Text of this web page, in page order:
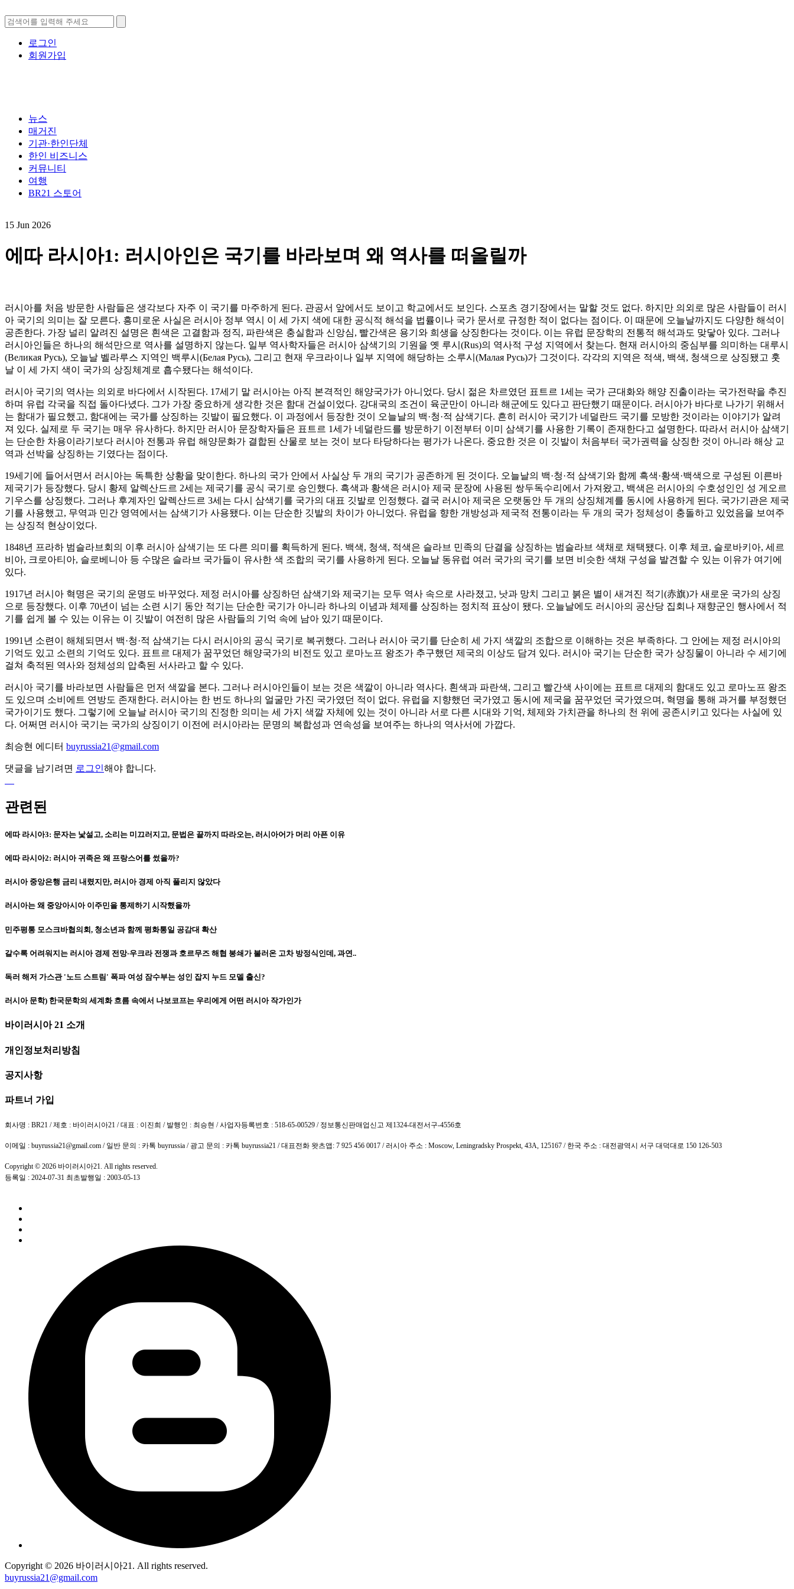
로그인
회원가입
뉴스
매거진
기관·한인단체
한인 비즈니스
커뮤니티
여행
BR21 스토어
15 Jun 2026
에따 라시아1: 러시아인은 국기를 바라보며 왜 역사를 떠올릴까
러시아를 처음 방문한 사람들은 생각보다 자주 이 국기를 마주하게 된다. 관공서 앞에서도 보이고 학교에서도 보인다. 스포츠 경기장에서는 말할 것도 없다. 하지만 의외로 많은 사람들이 러시
아 국기의 의미는 잘 모른다. 흥미로운 사실은 러시아 정부 역시 이 세 가지 색에 대한 공식적 해석을 법률이나 국가 문서로 규정한 적이 없다는 점이다. 이 때문에 오늘날까지도 다양한 해석이
공존한다. 가장 널리 알려진 설명은 흰색은 고결함과 정직, 파란색은 충실함과 신앙심, 빨간색은 용기와 희생을 상징한다는 것이다. 이는 유럽 문장학의 전통적 해석과도 맞닿아 있다. 그러나
러시아인들은 하나의 해석만으로 역사를 설명하지 않는다. 일부 역사학자들은 러시아 삼색기의 기원을 옛 루시(Rus)의 역사적 구성 지역에서 찾는다. 현재 러시아의 중심부를 의미하는 대루시
(Великая Русь), 오늘날 벨라루스 지역인 백루시(Белая Русь), 그리고 현재 우크라이나 일부 지역에 해당하는 소루시(Малая Русь)가 그것이다. 각각의 지역은 적색, 백색, 청색으로 상징됐고 훗
날 이 세 가지 색이 국가의 상징체계로 흡수됐다는 해석이다.
러시아 국기의 역사는 의외로 바다에서 시작된다. 17세기 말 러시아는 아직 본격적인 해양국가가 아니었다. 당시 젊은 차르였던 표트르 1세는 국가 근대화와 해양 진출이라는 국가전략을 추진
하며 유럽 각국을 직접 돌아다녔다. 그가 가장 중요하게 생각한 것은 함대 건설이었다. 강대국의 조건이 육군만이 아니라 해군에도 있다고 판단했기 때문이다. 러시아가 바다로 나가기 위해서
는 함대가 필요했고, 함대에는 국가를 상징하는 깃발이 필요했다. 이 과정에서 등장한 것이 오늘날의 백·청·적 삼색기다. 흔히 러시아 국기가 네덜란드 국기를 모방한 것이라는 이야기가 알려
져 있다. 실제로 두 국기는 매우 유사하다. 하지만 러시아 문장학자들은 표트르 1세가 네덜란드를 방문하기 이전부터 이미 삼색기를 사용한 기록이 존재한다고 설명한다. 따라서 러시아 삼색기
는 단순한 차용이라기보다 러시아 전통과 유럽 해양문화가 결합된 산물로 보는 것이 보다 타당하다는 평가가 나온다. 중요한 것은 이 깃발이 처음부터 국가권력을 상징한 것이 아니라 해상 교
역과 선박을 상징하는 기였다는 점이다.
19세기에 들어서면서 러시아는 독특한 상황을 맞이한다. 하나의 국가 안에서 사실상 두 개의 국기가 공존하게 된 것이다. 오늘날의 백·청·적 삼색기와 함께 흑색·황색·백색으로 구성된 이른바
제국기가 등장했다. 당시 황제 알렉산드르 2세는 제국기를 공식 국기로 승인했다. 흑색과 황색은 러시아 제국 문장에 사용된 쌍두독수리에서 가져왔고, 백색은 러시아의 수호성인인 성 게오르
기우스를 상징했다. 그러나 후계자인 알렉산드르 3세는 다시 삼색기를 국가의 대표 깃발로 인정했다. 결국 러시아 제국은 오랫동안 두 개의 상징체계를 동시에 사용하게 된다. 국가기관은 제국
기를 사용했고, 무역과 민간 영역에서는 삼색기가 사용됐다. 이는 단순한 깃발의 차이가 아니었다. 유럽을 향한 개방성과 제국적 전통이라는 두 개의 국가 정체성이 충돌하고 있었음을 보여주
는 상징적 현상이었다.
1848년 프라하 범슬라브회의 이후 러시아 삼색기는 또 다른 의미를 획득하게 된다. 백색, 청색, 적색은 슬라브 민족의 단결을 상징하는 범슬라브 색채로 채택됐다. 이후 체코, 슬로바키아, 세르
비아, 크로아티아, 슬로베니아 등 수많은 슬라브 국가들이 유사한 색 조합의 국기를 사용하게 된다. 오늘날 동유럽 여러 국가의 국기를 보면 비슷한 색채 구성을 발견할 수 있는 이유가 여기에
있다.
1917년 러시아 혁명은 국기의 운명도 바꾸었다. 제정 러시아를 상징하던 삼색기와 제국기는 모두 역사 속으로 사라졌고, 낫과 망치 그리고 붉은 별이 새겨진 적기(赤旗)가 새로운 국가의 상징
으로 등장했다. 이후 70년이 넘는 소련 시기 동안 적기는 단순한 국기가 아니라 하나의 이념과 체제를 상징하는 정치적 표상이 됐다. 오늘날에도 러시아의 공산당 집회나 재향군인 행사에서 적
기를 쉽게 볼 수 있는 이유는 이 깃발이 여전히 많은 사람들의 기억 속에 남아 있기 때문이다.
1991년 소련이 해체되면서 백·청·적 삼색기는 다시 러시아의 공식 국기로 복귀했다. 그러나 러시아 국기를 단순히 세 가지 색깔의 조합으로 이해하는 것은 부족하다. 그 안에는 제정 러시아의
기억도 있고 소련의 기억도 있다. 표트르 대제가 꿈꾸었던 해양국가의 비전도 있고 로마노프 왕조가 추구했던 제국의 이상도 담겨 있다. 러시아 국기는 단순한 국가 상징물이 아니라 수 세기에
걸쳐 축적된 역사와 정체성의 압축된 서사라고 할 수 있다.
러시아 국기를 바라보면 사람들은 먼저 색깔을 본다. 그러나 러시아인들이 보는 것은 색깔이 아니라 역사다. 흰색과 파란색, 그리고 빨간색 사이에는 표트르 대제의 함대도 있고 로마노프 왕조
도 있으며 소비에트 연방도 존재한다. 러시아는 한 번도 하나의 얼굴만 가진 국가였던 적이 없다. 유럽을 지향했던 국가였고 동시에 제국을 꿈꾸었던 국가였으며, 혁명을 통해 과거를 부정했던
국가이기도 했다. 그렇기에 오늘날 러시아 국기의 진정한 의미는 세 가지 색깔 자체에 있는 것이 아니라 서로 다른 시대와 기억, 체제와 가치관을 하나의 천 위에 공존시키고 있다는 사실에 있
다. 어쩌면 러시아 국기는 국가의 상징이기 이전에 러시아라는 문명의 복합성과 연속성을 보여주는 하나의 역사서에 가깝다.
최승현 에디터 buyrussia21@gmail.com
댓글을 남기려면 로그인해야 합니다.
관련된
에따 라시아3: 문자는 낯설고, 소리는 미끄러지고, 문법은 끝까지 따라오는, 러시아어가 머리 아픈 이유
에따 라시아2: 러시아 귀족은 왜 프랑스어를 썼을까?
러시아 중앙은행 금리 내렸지만, 러시아 경제 아직 풀리지 않았다
러시아는 왜 중앙아시아 이주민을 통제하기 시작했을까
민주평통 모스크바협의회, 청소년과 함께 평화통일 공감대 확산
갈수록 어려워지는 러시아 경제 전망-우크라 전쟁과 호르무즈 해협 봉쇄가 불러온 고차 방정식인데, 과연..
독러 해저 가스관 '노드 스트림' 폭파 여성 잠수부는 성인 잡지 누드 모델 출신?
러시아 문학) 한국문학의 세계화 흐름 속에서 나보코프는 우리에게 어떤 러시아 작가인가
바이러시아 21 소개
개인정보처리방침
공지사항
파트너 가입
회사명 : BR21 / 제호 : 바이러시아21 / 대표 : 이진희 / 발행인 : 최승현 / 사업자등록번호 : 518-65-00529 / 정보통신판매업신고 제1324-대전서구-4556호
이메일 : buyrussia21@gmail.com / 일반 문의 : 카톡 buyrussia / 광고 문의 : 카톡 buyrussia21 / 대표전화 왓츠앱: 7 925 456 0017 / 러시아 주소 : Moscow, Leningradsky Prospekt, 43A, 125167 / 한국 주소 : 대전광역시 서구 대덕대로 150 126-503
Copyright © 2026 바이러시아21. All rights reserved.
등록일 : 2024-07-31 최초발행일 : 2003-05-13
Copyright © 2026 바이러시아21. All rights reserved.
buyrussia21@gmail.com